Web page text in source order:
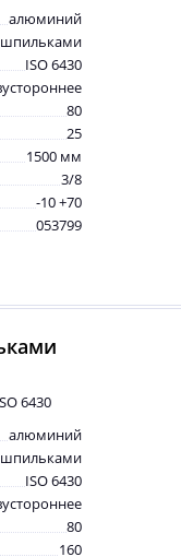
алюминий
ISO 6430
80
25
1500 мм
3/8
-10 +70
053799
6430
алюминий
ISO 6430
80
160